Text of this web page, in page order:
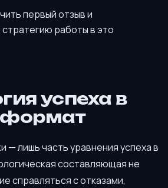
первый отзыв и
работы в это
успеха в
— лишь часть уравнения успеха в
составляющая не
справляться с отказами,